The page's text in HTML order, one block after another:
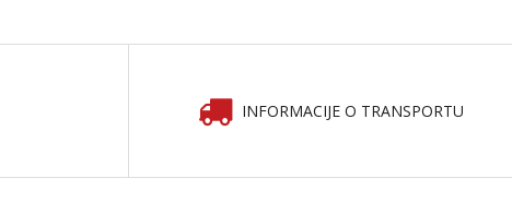
INFORMACIJE O TRANSPORTU